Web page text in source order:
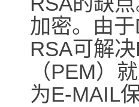
加密。由
RSA可解
（PEM）
为E-MAIL